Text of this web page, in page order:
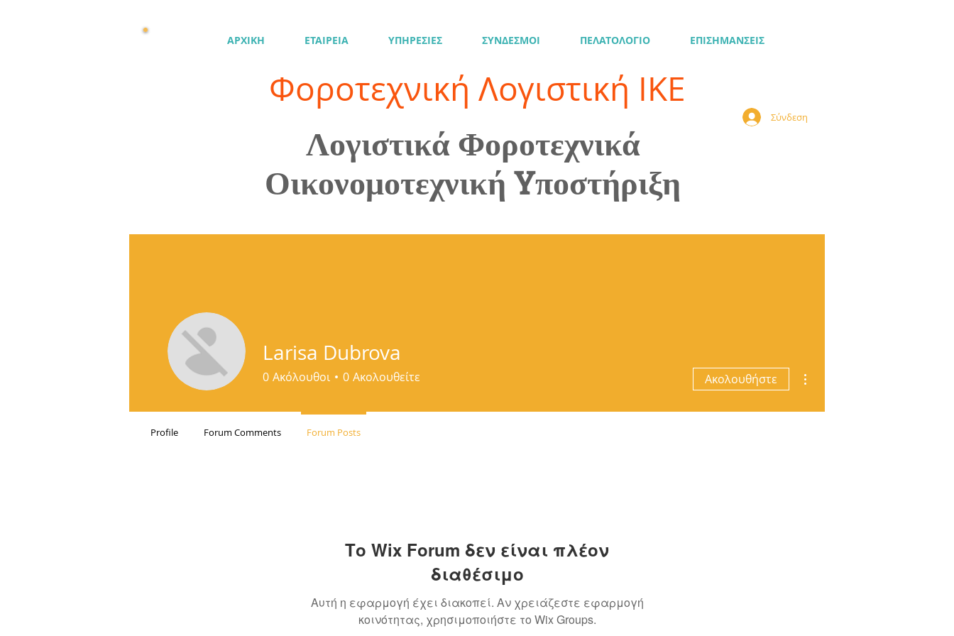
ΑΡΧΙΚΗ ΕΤΑΙΡΕΙΑ ΥΠΗΡΕΣΙΕΣ ΣΥΝΔΕΣΜΟΙ ΠΕΛΑΤΟΛΟΓΙΟ ΕΠΙΣΗΜΑΝΣΕΙΣ
Φοροτεχνική Λογιστική ΙΚΕ
Λογιστικά Φοροτεχνικά
Οικονομοτεχνική Yποστήριξη
Σύνδεση
Το Wix Forum δεν είναι πλέον
διαθέσιμο
Αυτή η εφαρμογή έχει διακοπεί. Αν χρειάζεστε εφαρμογή
κοινότητας, χρησιμοποιήστε το Wix Groups.
Larisa Dubrova
0 Ακόλουθοι 0 Ακολουθείτε Ακολουθήστε
Profile Forum Comments Forum Posts